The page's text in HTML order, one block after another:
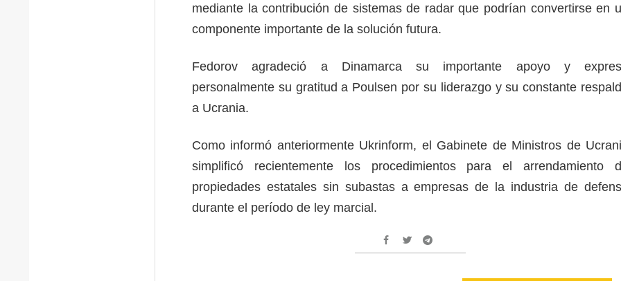
mediante la contribución de sistemas de radar que podrían convertirse en
componente importante de la solución futura.
Fedorov agradeció a Dinamarca su importante apoyo y
personalmente su gratitud a Poulsen por su liderazgo y su constante
a Ucrania.
Como informó anteriormente Ukrinform, el Gabinete de Ministros de
simplificó recientemente los procedimientos para el arrendamiento
propiedades estatales sin subastas a empresas de la industria de
durante el período de ley marcial.